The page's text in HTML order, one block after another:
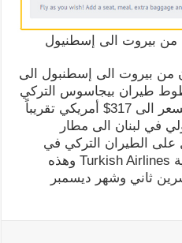
بيروت الى إسطنيول
من بيروت الى إسطنبول الى
خطوط طيران بيجاسوس التركي
Pegasus Airlines, ووصل السعر الى 317$ أمريكي تقريباً
في لبنان الى مطار
على الطيران التركي في
شركة الخطوط الجوية التركية Turkish Airlines وهذه
ثاني وشهر ديسمبر